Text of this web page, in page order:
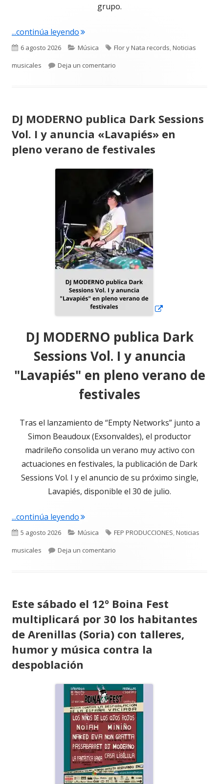
grupo.
...continúa leyendo"Anora Kito: El viaje hacia “Universal”
Publicado
el
6 agosto 2026 Categorías
Música Etiquetas
Flor y Nata records,Noticias
musicales
Deja un comentario
DJ MODERNO publica Dark Sessions
Vol. I y anuncia «Lavapiés» en
pleno verano de festivales
DJ MODERNO publica Dark
Sessions Vol. I y anuncia
"Lavapiés" en pleno verano de
festivales
Tras el lanzamiento de “Empty Networks” junto a
Simon Beaudoux (Exsonvaldes), el productor
madrileño consolida un verano muy activo con
actuaciones en festivales, la publicación de Dark
Sessions Vol. I y el anuncio de su próximo single,
Lavapiés, disponible el 30 de julio.
...continúa leyendo"DJ MODERNO publica Dark
Publicado
el
5 agosto 2026 Categorías
Música Etiquetas
FEP PRODUCCIONES,Noticias
musicales
Deja un comentario
Este sábado el 12º Boina Fest
multiplicará por 30 los habitantes
de Arenillas (Soria) con talleres,
humor y música contra la
despoblación